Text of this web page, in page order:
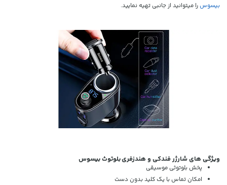
بیسوس را میتوانید از جانبی تهیه نمایید.
ویژگی های شارژر فندکی و هندزفری بلوتوث بیسوس
پخش بلوتوثی موسیقی
امکان تماس با یک کلید بدون دست